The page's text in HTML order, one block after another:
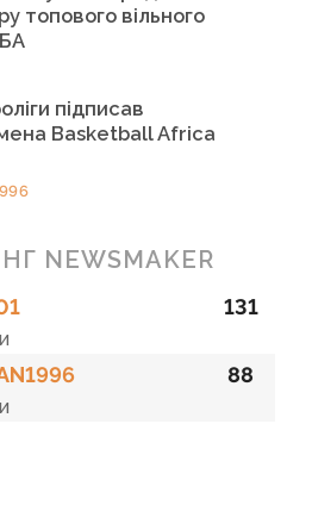
топового вільного
підписав
Basketball Africa
NEWSMAKER
131
88